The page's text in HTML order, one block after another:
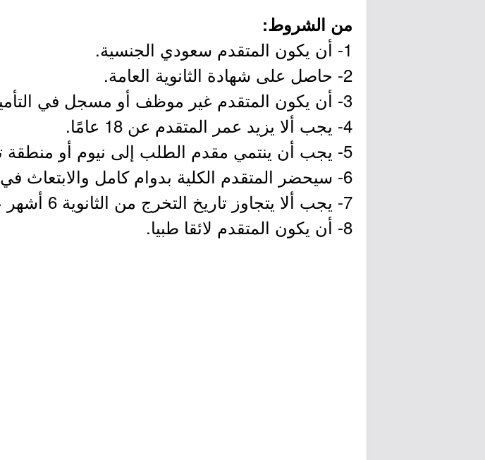
من الشروط:
1- أن يكون المتقدم سعودي الجنسية.
2- حاصل على شهادة الثانوية العامة.
3- أن يكون المتقدم غير موظف أو مسجل في التأمينات الاجتماعية.
4- يجب ألا يزيد عمر المتقدم عن 18 عامًا.
5- يجب أن ينتمي مقدم الطلب إلى نيوم أو منطقة تبوك.
6- سيحضر المتقدم الكلية بدوام كامل والابتعاث في الخارج.
7- يجب ألا يتجاوز تاريخ التخرج من الثانوية 6 أشهر عند تقديم الطلب.
8- أن يكون المتقدم لائقا طبيا.